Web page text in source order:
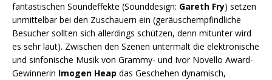
fantastischen Soundeffekte (Sounddesign: Gareth Fry) setzen
unmittelbar bei den Zuschauern ein (geräuschempfindliche
Besucher sollten sich allerdings schützen, denn mitunter wird
es sehr laut). Zwischen den Szenen untermalt die elektronische
und sinfonische Musik von Grammy- und Ivor Novello Award-
Gewinnerin Imogen Heap das Geschehen dynamisch,